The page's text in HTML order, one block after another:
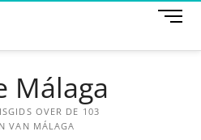
M
Málaga
OVER DE 103
VAN MÁLAGA